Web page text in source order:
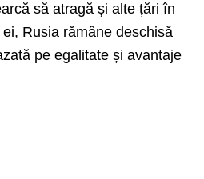
să atragă și alte țări în
Rusia rămâne deschisă
pe egalitate și avantaje